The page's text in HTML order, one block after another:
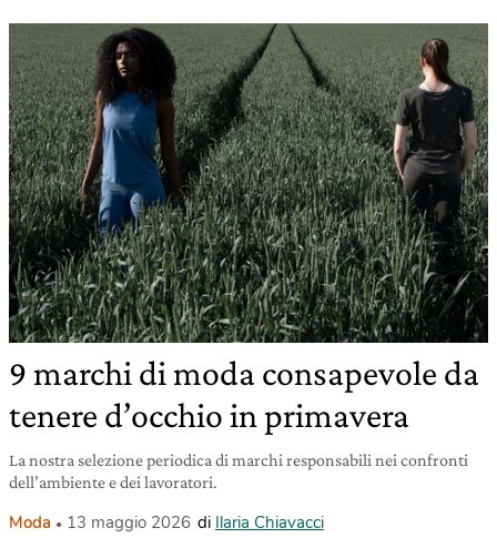
9 marchi di moda consapevole da
tenere d’occhio in primavera
La nostra selezione periodica di marchi responsabili nei confronti
dell’ambiente e dei lavoratori.
Moda 13 maggio 2026 di Ilaria Chiavacci